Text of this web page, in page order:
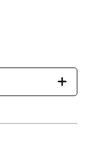
ハーマンコード】